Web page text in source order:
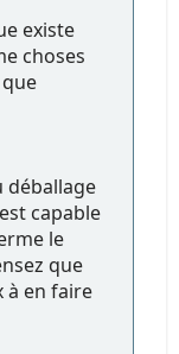
existe
choses
déballage
capable
le
que
à en faire